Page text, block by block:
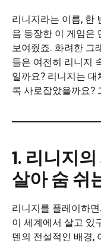
리니지라는 이름, 한
음 등장한 이 게임은
보여줬죠. 화려한 그
들은 여전히 리니지
일까요? 리니지는
록 사로잡았을까요?
1. 리니지
살아 숨 쉬
리니지를 플레이하
이 세계에서 살고 있
덴의 전설적인 배경,